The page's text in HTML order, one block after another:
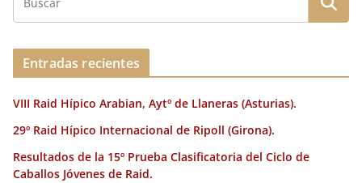
b
o
o
k
r dI st a
ir
Entradas recientes
VIII Raid Hípico Arabian, Aytº de Llaneras (Asturias).
29º Raid Hípico Internacional de Ripoll (Girona).
Resultados de la 15º Prueba Clasificatoria del Ciclo de
Caballos Jóvenes de Raid.